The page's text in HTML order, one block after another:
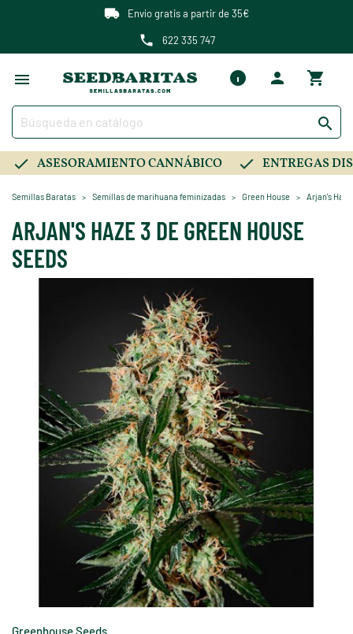
Envío gratis a partir de 35€
622 335 747

ASESORAMIENTO CANNÁBICO ENTREGAS
Semillas Baratas Semillas de marihuana feminizadas Green House Arjan's
ARJAN'S HAZE 3 DE GREEN HOUSE
SEEDS
Greenhouse Seeds